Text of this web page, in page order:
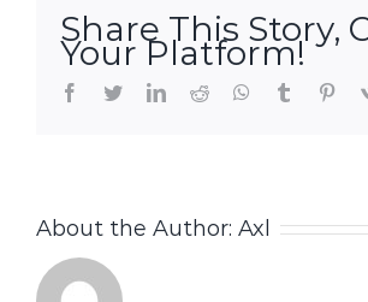
Share This Story,
Your Platform!
Facebook
TwitterLinkedIn
Reddit WhatsApp
Tumblr
About the Author: Axl